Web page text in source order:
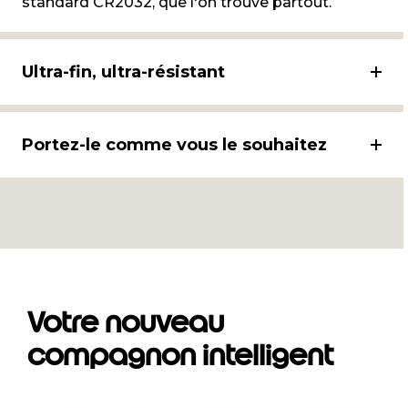
Ultra-fin, ultra-résistant
Portez-le comme vous le souhaitez
Votre nouveau
compagnon intelligent